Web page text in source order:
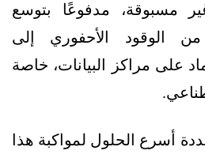
مسبوقة، مدفوعًا بتوسع
من الوقود الأحفوري إلى
على مراكز البيانات، خاصة
أسرع الحلول لمواكبة هذا